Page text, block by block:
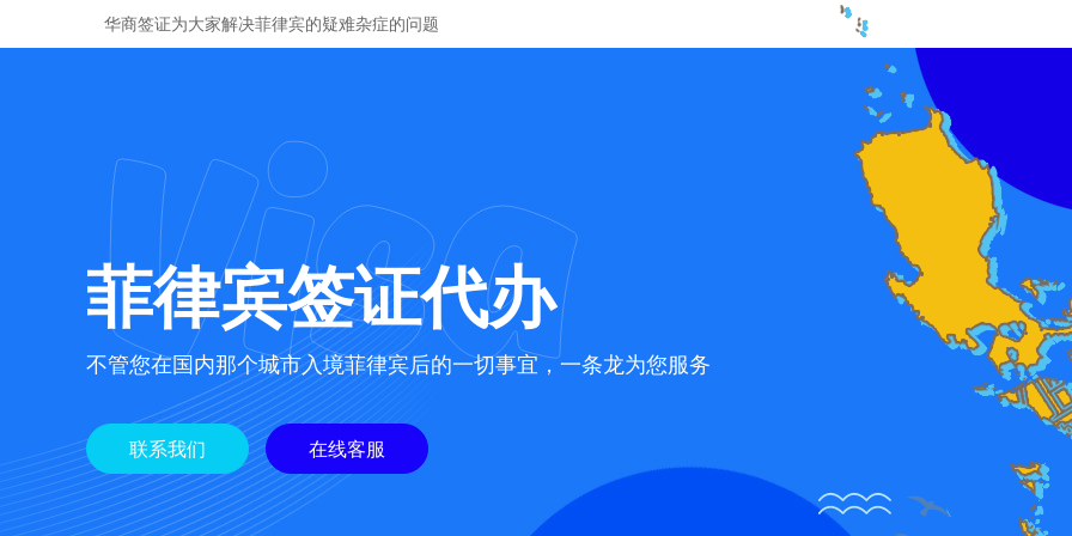
华商签证为大家解决菲律宾的疑难杂症的问题
菲律宾签证代办
不管您在国内那个城市入境菲律宾后的一切事宜，一条龙为您服务
联系我们 在线客服